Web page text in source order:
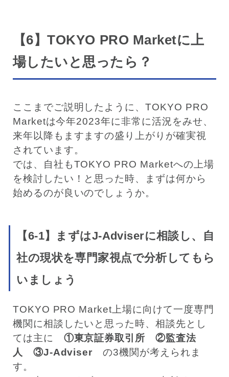
【6】TOKYO PRO Marketに上
場したいと思ったら？
ここまでご説明したように、TOKYO PRO
Marketは今年2023年に非常に活況をみせ、
来年以降もますますの盛り上がりが確実視
されています。
では、自社もTOKYO PRO Marketへの上場
を検討したい！と思った時、まずは何から
始めるのが良いのでしょうか。
【6-1】まずはJ-Adviserに相談し、自
社の現状を専門家視点で分析してもら
いましょう
TOKYO PRO Market上場に向けて一度専門
機関に相談したいと思った時、相談先とし
ては主に ①東京証券取引所 ②監査法
人 ③J-Adviser の3機関が考えられま
す。